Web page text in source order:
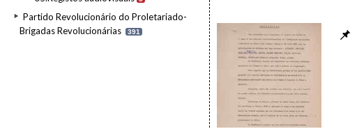
Partido Revolucionário do Proletariado-
Brigadas Revolucionárias
391